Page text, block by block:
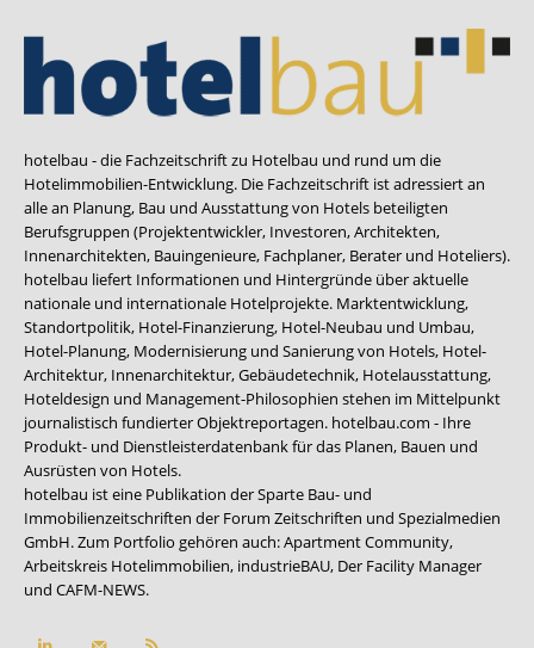
hotelbau - die Fachzeitschrift zu Hotelbau und rund um die
Hotelimmobilien-Entwicklung. Die Fachzeitschrift ist adressiert an
alle an Planung, Bau und Ausstattung von Hotels beteiligten
Berufsgruppen (Projektentwickler, Investoren, Architekten,
Innenarchitekten, Bauingenieure, Fachplaner, Berater und Hoteliers).
hotelbau liefert Informationen und Hintergründe über aktuelle
nationale und internationale Hotelprojekte. Marktentwicklung,
Standortpolitik, Hotel-Finanzierung, Hotel-Neubau und Umbau,
Hotel-Planung, Modernisierung und Sanierung von Hotels, Hotel-
Architektur, Innenarchitektur, Gebäudetechnik, Hotelausstattung,
Hoteldesign und Management-Philosophien stehen im Mittelpunkt
journalistisch fundierter Objektreportagen. hotelbau.com - Ihre
Produkt- und Dienstleisterdatenbank für das Planen, Bauen und
Ausrüsten von Hotels.
hotelbau ist eine Publikation der Sparte Bau- und
Immobilienzeitschriften der Forum Zeitschriften und Spezialmedien
GmbH. Zum Portfolio gehören auch:Apartment Community,
Arbeitskreis Hotelimmobilien, industrieBAU, Der Facility Manager
und CAFM-NEWS.